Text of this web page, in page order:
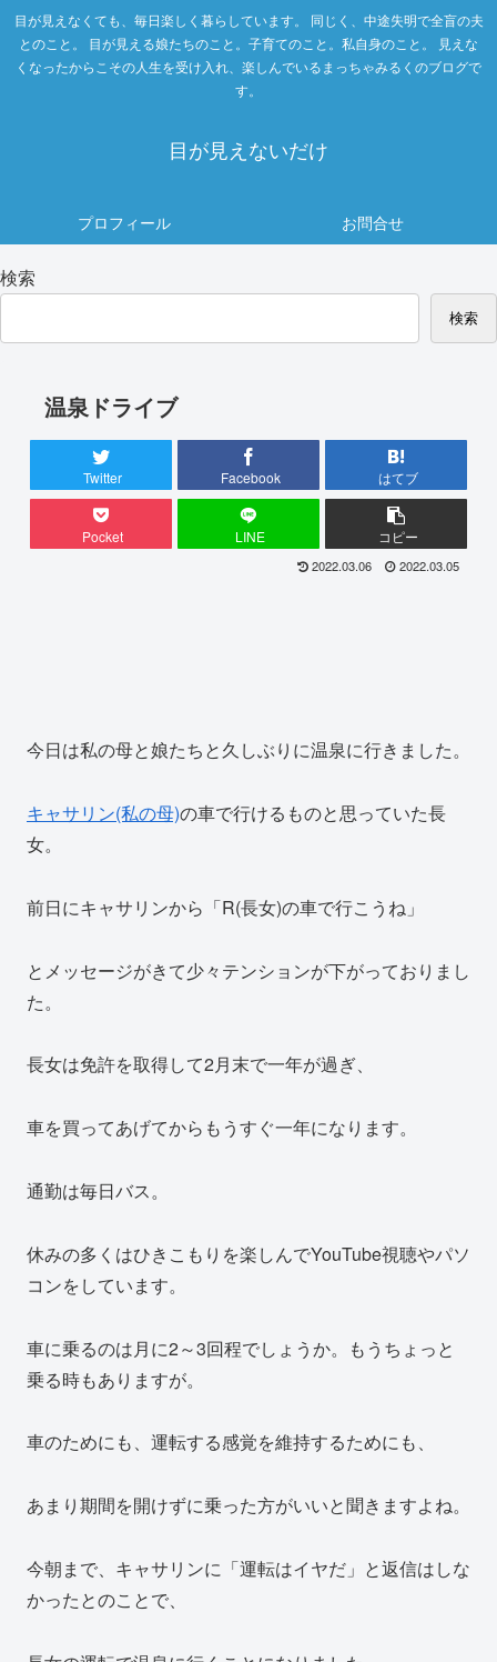
目が見えなくても、毎日楽しく暮らしています。 同じく、中途失明で全盲の夫
とのこと。 目が見える娘たちのこと。子育てのこと。私自身のこと。 見えな
くなったからこその人生を受け入れ、楽しんでいるまっちゃみるくのブログで
す。
目が見えないだけ
プロフィール お問合せ
検索
検索
温泉ドライブ
Twitter Facebook はてブ
Pocket LINE コピー
2022.03.06 2022.03.05
今日は私の母と娘たちと久しぶりに温泉に行きました。
キャサリン(私の母)の車で行けるものと思っていた長
女。
前日にキャサリンから「R(長女)の車で行こうね」
とメッセージがきて少々テンションが下がっておりまし
た。
長女は免許を取得して2月末で一年が過ぎ、
車を買ってあげてからもうすぐ一年になります。
通勤は毎日バス。
休みの多くはひきこもりを楽しんでYouTube視聴やパソ
コンをしています。
車に乗るのは月に2～3回程でしょうか。もうちょっと
乗る時もありますが。
車のためにも、運転する感覚を維持するためにも、
あまり期間を開けずに乗った方がいいと聞きますよね。
今朝まで、キャサリンに「運転はイヤだ」と返信はしな
かったとのことで、